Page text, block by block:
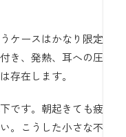
ケースはかなり限定
き、発熱、耳への圧
存在します。
です。朝起きても疲
。こうした小さな不